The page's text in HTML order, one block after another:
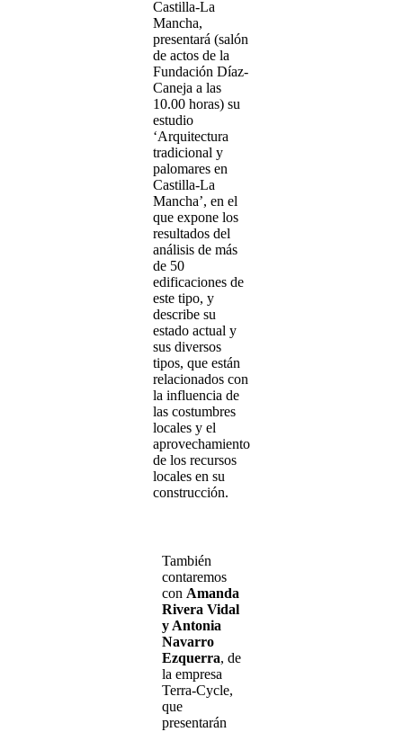
Castilla-La
Mancha,
presentará (salón
de actos de la
Fundación Díaz-
Caneja a las
10.00 horas) su
estudio
‘Arquitectura
tradicional y
palomares en
Castilla-La
Mancha’, en el
que expone los
resultados del
análisis de más
de 50
edificaciones de
este tipo, y
describe su
estado actual y
sus diversos
tipos, que están
relacionados con
la influencia de
las costumbres
locales y el
aprovechamiento
de los recursos
locales en su
construcción.
También
contaremos
con Amanda
Rivera Vidal
y Antonia
Navarro
Ezquerra, de
la empresa
Terra-Cycle,
que
presentarán